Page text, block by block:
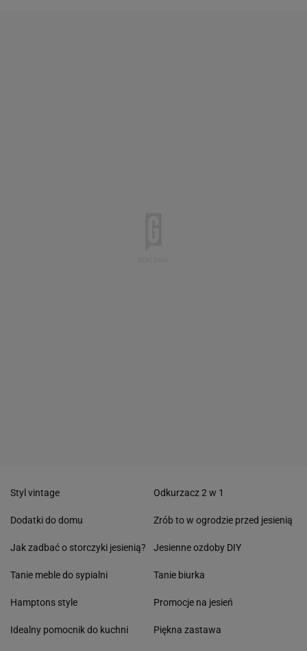
Styl vintage
Dodatki do domu
Jak zadbać o storczyki jesienią?
Tanie meble do sypialni
Hamptons style
Idealny pomocnik do kuchni
Odkurzacz 2 w 1
Zrób to w ogrodzie przed jesienią
Jesienne ozdoby DIY
Tanie biurka
Promocje na jesień
Piękna zastawa